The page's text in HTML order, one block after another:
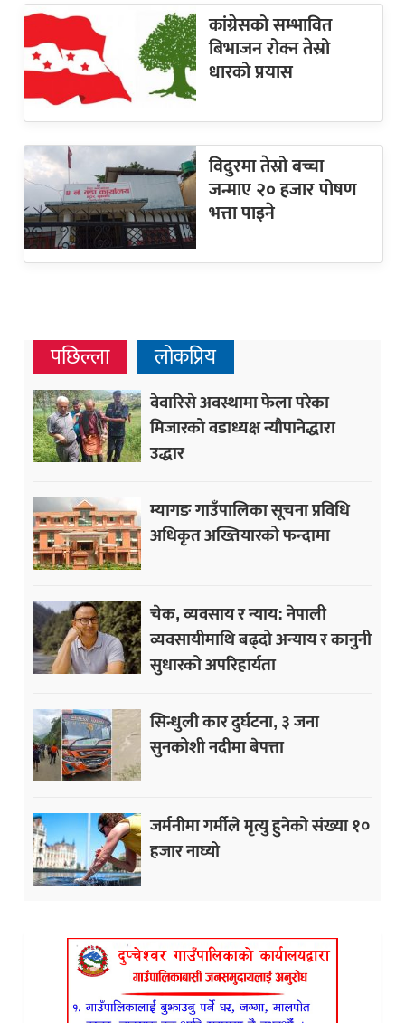
कांग्रेसको सम्भावित
बिभाजन रोक्न तेस्रो
धारको प्रयास
विदुरमा तेस्रो बच्चा
जन्माए २० हजार पोषण
भत्ता पाइने
पछिल्ला लोकप्रिय
वेवारिसे अवस्थामा फेला परेका
मिजारको वडाध्यक्ष न्यौपानेद्धारा
उद्धार
म्यागङ गाउँपालिका सूचना प्रविधि
अधिकृत अख्तियारको फन्दामा
चेक, व्यवसाय र न्याय: नेपाली
व्यवसायीमाथि बढ्दो अन्याय र कानुनी
सुधारको अपरिहार्यता
सिन्धुली कार दुर्घटना, ३ जना
सुनकोशी नदीमा बेपत्ता
जर्मनीमा गर्मीले मृत्यु हुनेको संख्या १०
हजार नाघ्यो